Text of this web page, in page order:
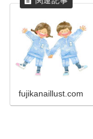
fujikanaillust.com